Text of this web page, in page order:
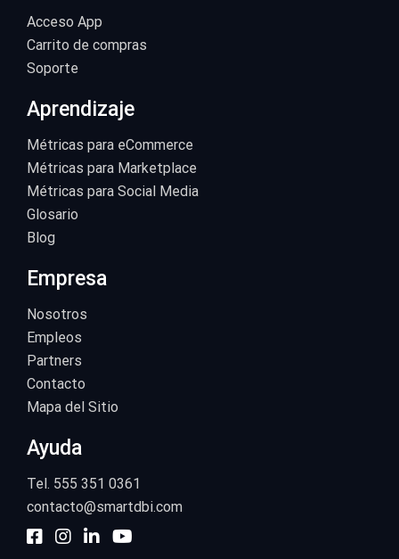
Acceso App
Carrito de compras
Soporte
Aprendizaje
Métricas para eCommerce
Métricas para Marketplace
Métricas para Social Media
Glosario
Blog
Empresa
Nosotros
Empleos
Partners
Contacto
Mapa del Sitio
Ayuda
Tel. 555 351 0361
contacto@smartdbi.com